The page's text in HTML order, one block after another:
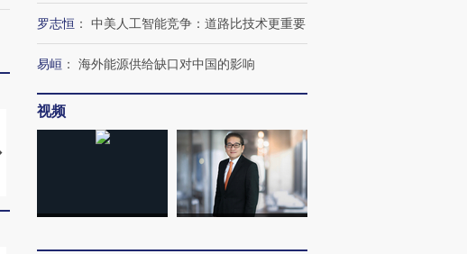
视线｜HYROX的吸金
马航飞行员跨国走私7万
粒摇头丸 尿检体内含3种
视线｜被称为“蟑螂”的印
育部长拱下台
罗志恒 ： 中美人工智能竞争：道路比技术更重要
易峘 ： 海外能源供给缺口对中国的影响
视频